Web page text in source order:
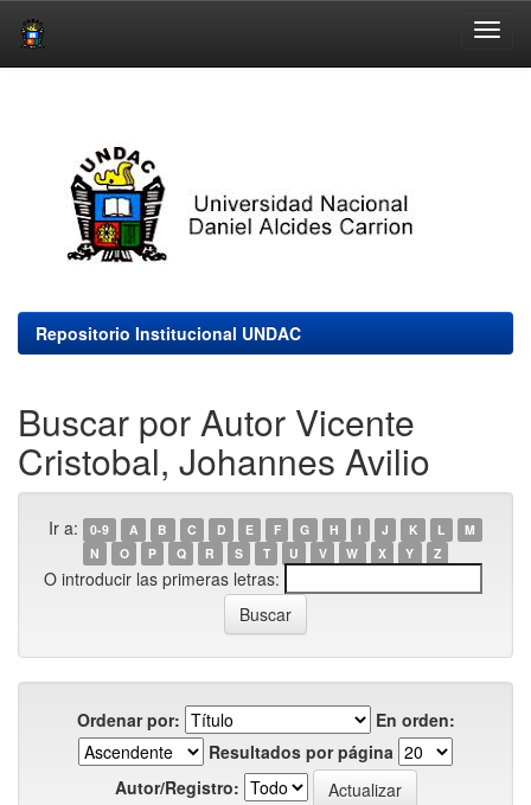
Repositorio Institucional UNDAC
Buscar por Autor Vicente
Cristobal, Johannes Avilio
Ir a: 0-9 A B C D E F G H I J K L
M
N
O P Q R S T U V W X Y Z
O introducir las primeras letras:
Ordenar por:
En orden:
Resultados por página
Autor/Registro: